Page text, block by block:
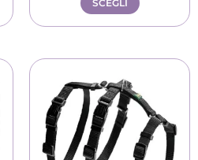
SCEGLI